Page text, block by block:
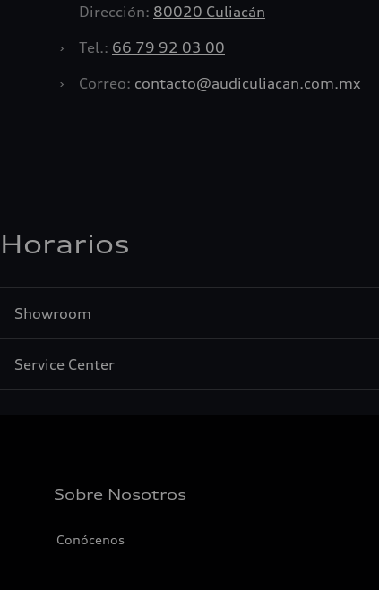
Dirección: 80020 Culiacán
›
Tel.: 66 79 92 03 00
›
Correo: contacto@audiculiacan.com.mx
Horarios
Showroom
Service Center
Sobre Nosotros
Conócenos